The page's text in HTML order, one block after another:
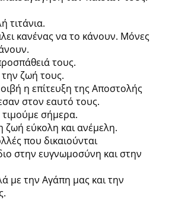
τιτάνια.
κανένας να το κάνουν. Μόνες
τους.
την ζωή τους.
η επίτευξη της Αποστολής
στον εαυτό τους.
σήμερα.
ζωή εύκολη και ανέμελη.
που δικαιούνται
στην ευγνωμοσύνη και στην
με την Αγάπη μας και την